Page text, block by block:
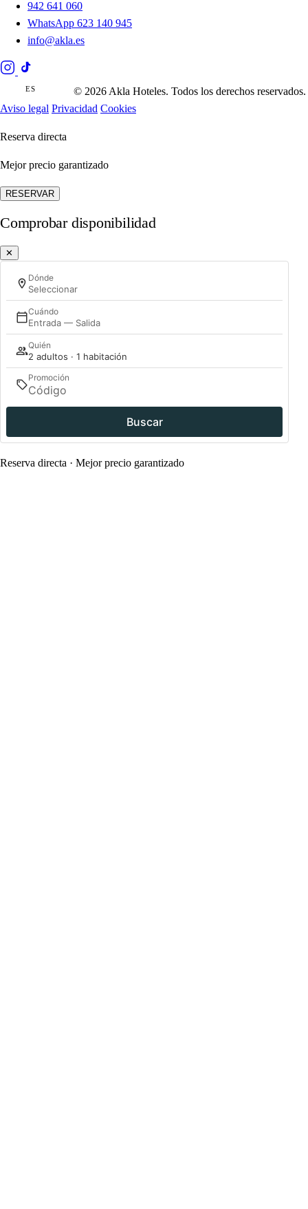
942 641 060
WhatsApp 623 140 945
info@akla.es
ES
© 2026 Akla Hoteles. Todos los derechos reservados.
Aviso legal Privacidad Cookies
Reserva directa
Mejor precio garantizado
RESERVAR
Comprobar disponibilidad
✕
Dónde
Seleccionar
Cuándo
Entrada — Salida
Quién
2 adultos · 1 habitación
Promoción
Buscar
Reserva directa · Mejor precio garantizado